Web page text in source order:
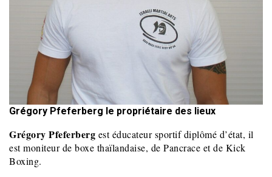
Grégory Pfeferberg le propriétaire des lieux
Grégory Pfeferberg est éducateur sportif diplômé d’état, il
est moniteur de boxe thaïlandaise, de Pancrace et de Kick
Boxing.